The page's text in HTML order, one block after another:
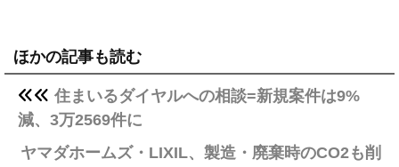
ほかの記事も読む
住まいるダイヤルへの相談=新規案件は9%
減、3万2569件に
ヤマダホームズ・LIXIL、製造・廃棄時のCO2も削